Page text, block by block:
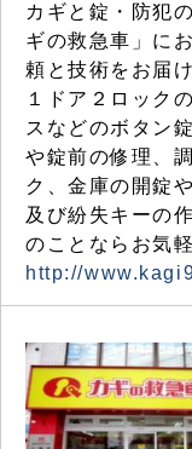
カギと錠・防犯
ギの救急車」に
頼と技術をお届
１ドア２ロック
スなどのボタン
や錠前の修理、
ク、金庫の開錠
及び紛失キーの
のことならお気
http://